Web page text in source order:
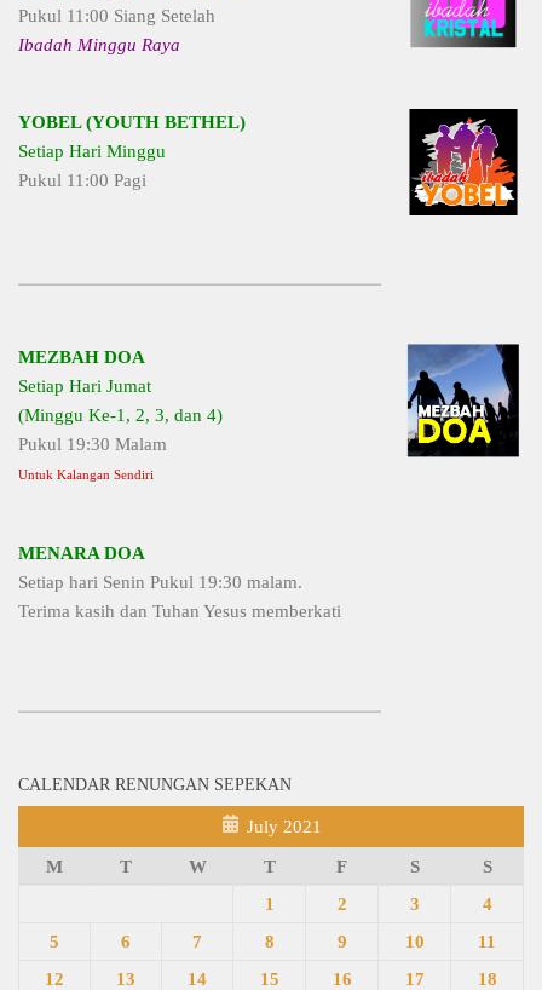
Pukul 11:00 Siang Setelah
Ibadah Minggu Raya
YOBEL (YOUTH BETHEL)
Setiap Hari Minggu
Pukul 11:00 Pagi
MEZBAH DOA
Setiap Hari Jumat
(Minggu Ke-1, 2, 3, dan 4)
Pukul 19:30 Malam
Untuk Kalangan Sendiri
MENARA DOA
Setiap hari Senin Pukul 19:30 malam.
Terima kasih dan Tuhan Yesus memberkati
CALENDAR RENUNGAN SEPEKAN
July 2021
M T W T F S
S
1
2 3
4
5
6 7 8 9 10
11
12
13 14 15 16 17 18